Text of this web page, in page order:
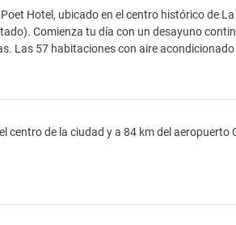
Hotel, ubicado en el centro histórico de
Comienza tu día con un desayuno
Las 57 habitaciones con aire
centro de la ciudad y a 84 km del aeropuerto